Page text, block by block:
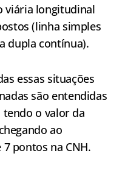
viária longitudinal
(linha simples
dupla contínua).
essas situações
são entendidas
o valor da
ao
pontos na CNH.